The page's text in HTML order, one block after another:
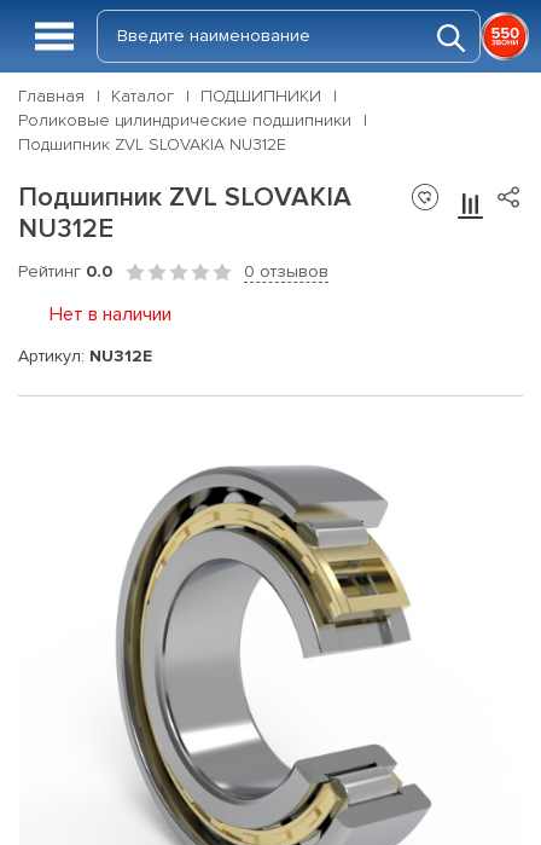
Главная Каталог
ПОДШИПНИКИ
Роликовые цилиндрические подшипники
Подшипник ZVL SLOVAKIA NU312E
Подшипник ZVL SLOVAKIA
NU312E
Рейтинг 0.0 0 отзывов
Нет в наличии
Артикул: NU312E